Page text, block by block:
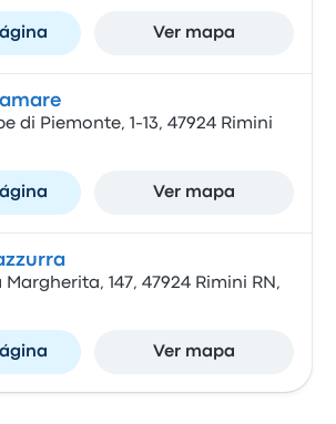
Ver mapa
di Piemonte, 1-13, 47924 Rimini
Ver mapa
147, 47924 Rimini RN,
Ver mapa